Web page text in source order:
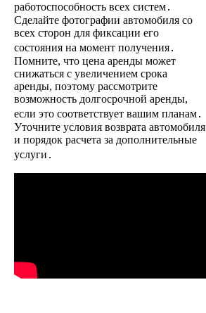
работоспособность всех систем․
Сделайте фотографии автомобиля со
всех сторон для фиксации его
состояния на момент получения․
Помните, что цена аренды может
снижаться с увеличением срока
аренды, поэтому рассмотрите
возможность долгосрочной аренды,
если это соответствует вашим планам․
Уточните условия возврата автомобиля
и порядок расчета за дополнительные
услуги․